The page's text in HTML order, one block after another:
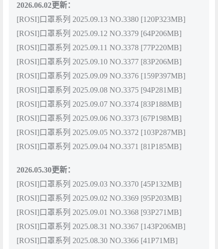
2026.06.02更新：
[ROSI]口罩系列 2025.09.13 NO.3380 [120P323MB]
[ROSI]口罩系列 2025.09.12 NO.3379 [64P206MB]
[ROSI]口罩系列 2025.09.11 NO.3378 [77P220MB]
[ROSI]口罩系列 2025.09.10 NO.3377 [83P206MB]
[ROSI]口罩系列 2025.09.09 NO.3376 [159P397MB]
[ROSI]口罩系列 2025.09.08 NO.3375 [94P281MB]
[ROSI]口罩系列 2025.09.07 NO.3374 [83P188MB]
[ROSI]口罩系列 2025.09.06 NO.3373 [67P198MB]
[ROSI]口罩系列 2025.09.05 NO.3372 [103P287MB]
[ROSI]口罩系列 2025.09.04 NO.3371 [81P185MB]
2026.05.30更新：
[ROSI]口罩系列 2025.09.03 NO.3370 [45P132MB]
[ROSI]口罩系列 2025.09.02 NO.3369 [95P203MB]
[ROSI]口罩系列 2025.09.01 NO.3368 [93P271MB]
[ROSI]口罩系列 2025.08.31 NO.3367 [143P206MB]
[ROSI]口罩系列 2025.08.30 NO.3366 [41P71MB]